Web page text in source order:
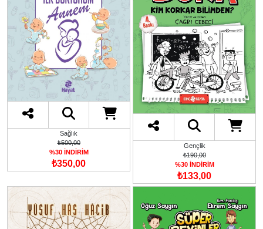
Sağlık
₺500,00
%30 İNDİRİM
₺350,00
Gençlik
₺190,00
%30 İNDİRİM
₺133,00